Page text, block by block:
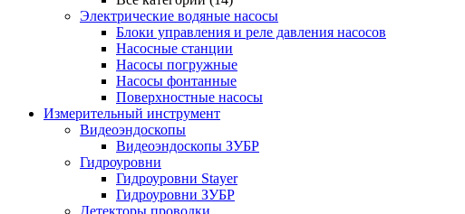
Электрические водяные насосы
Блоки управления и реле давления насосов
Насосные станции
Насосы погружные
Насосы фонтанные
Поверхностные насосы
Измерительный инструмент
Видеоэндоскопы
Видеоэндоскопы ЗУБР
Гидроуровни
Гидроуровни Stayer
Гидроуровни ЗУБР
Детекторы проводки